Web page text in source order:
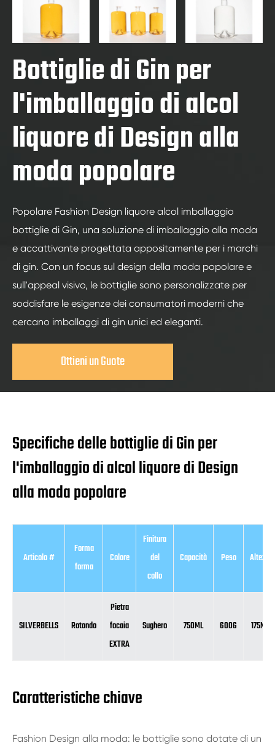
Bottiglie di Gin per
l'imballaggio di alcol
liquore di Design alla
moda popolare
Popolare Fashion Design liquore alcol imballaggio
bottiglie di Gin, una soluzione di imballaggio alla moda
e accattivante progettata appositamente per i marchi
di gin. Con un focus sul design della moda popolare e
sull'appeal visivo, le bottiglie sono personalizzate per
soddisfare le esigenze dei consumatori moderni che
cercano imballaggi di gin unici ed eleganti.
Ottieni un Guote
Specifiche delle bottiglie di Gin per
l'imballaggio di alcol liquore di Design
alla moda popolare
Articolo #
Forma
forma
Colore
Finitura
del
collo
Capacità Peso Altezza
SILVERBELLS Rotondo
Pietra
focaia
EXTRA
Sughero 750ML 600G 175MM
Caratteristiche chiave
Fashion Design alla moda: le bottiglie sono dotate di un